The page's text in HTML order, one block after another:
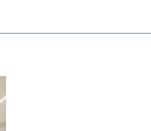
Week
solidariedade